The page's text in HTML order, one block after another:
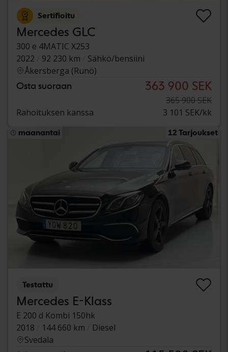
Sertifioitu
Mercedes GLC
300 e 4MATIC X253
2022
92 230 km
Sähkö/bensiini
Åkersberga (Runö)
Osta suoraan 363 900 SEK
365 900 SEK
Rahoituksen kanssa
3 101 SEK/kk
maanantai 12 Tarjoukset
Testattu
Mercedes E-Klass
E 200 d Kombi 150hk
2018
144 660 km
Diesel
Svedala